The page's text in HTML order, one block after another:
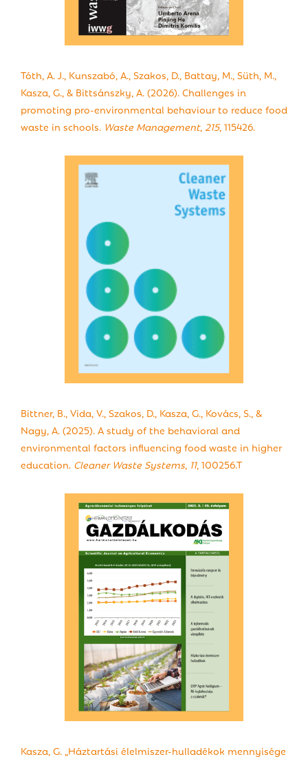
Tóth, A. J., Kunszabó, A., Szakos, D., Battay, M., Süth, M.,
Kasza, G., & Bittsánszky, A. (2026). Challenges in
promoting pro-environmental behaviour to reduce food
waste in schools. Waste Management, 215, 115426.
Bittner, B., Vida, V., Szakos, D., Kasza, G., Kovács, S., &
Nagy, A. (2025). A study of the behavioral and
environmental factors influencing food waste in higher
education. Cleaner Waste Systems, 11, 100256.T
Kasza, G. „Háztartási élelmiszer-hulladékok mennyisége